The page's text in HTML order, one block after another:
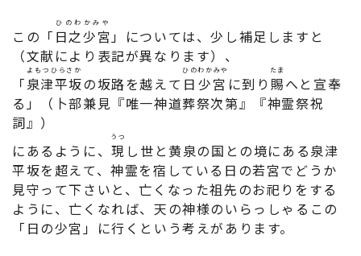
この「 日之少宮
ひのわかみや
」については、少し補足しますと
（文献により表記が異なります）、
「泉津平坂
よもつひらさか
の坂路を越えて 日少宮
ひのわかみや
に到り 賜
たま
へと宣奉
る」（卜部兼見『唯一神道葬祭次第』『神霊祭祝
詞』）
にあるように、現
うつ
し世と黄泉の国との境にある泉津
平坂を超えて、神霊を宿している日の若宮でどうか
見守って下さいと、亡くなった祖先のお祀りをする
ように、亡くなれば、天の神様のいらっしゃるこの
「日の少宮」に行くという考えがあります。